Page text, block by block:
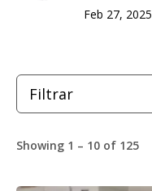
Feb 27, 2025
Filtrar
Showing 1 – 10 of 125